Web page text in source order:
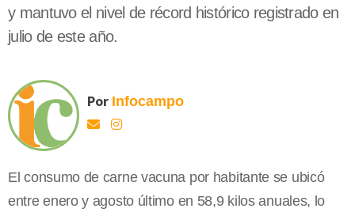
y mantuvo el nivel de récord histórico registrado en
julio de este año.
Por Infocampo
El consumo de carne vacuna por habitante se ubicó
entre enero y agosto último en 58,9 kilos anuales, lo